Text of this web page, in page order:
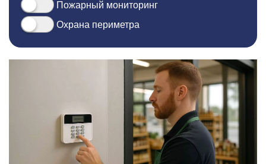
Пожарный мониторинг
Охрана периметра